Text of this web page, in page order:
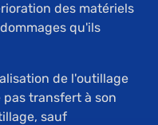
des matériels
qu'ils
de l'outillage
transfert à son
sauf